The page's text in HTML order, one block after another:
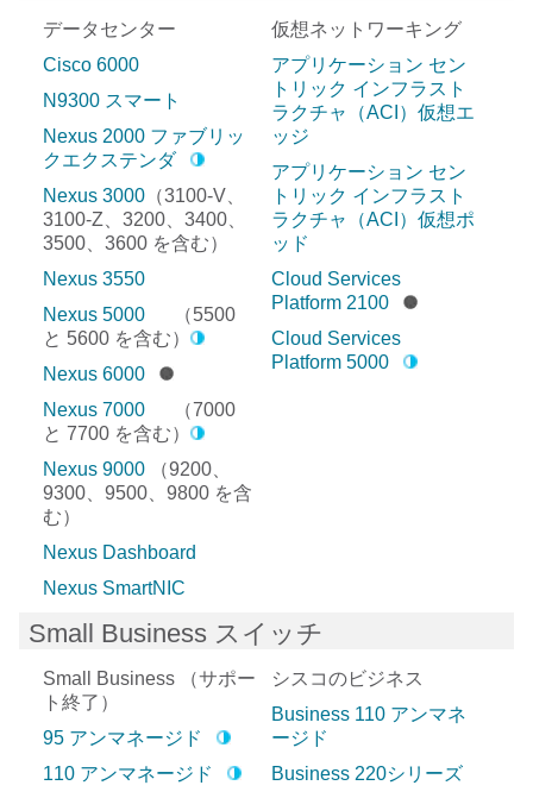
データセンター
Cisco 6000
N9300 スマート
Nexus 2000 ファブリッ
クエクステンダ
Nexus 3000 （3100-V、
3100-Z、3200、3400、
3500、3600 を含む）
Nexus 3550
Nexus 5000 （5500
と 5600 を含む）
Nexus 6000
Nexus 7000 （7000
と 7700 を含む）
Nexus 9000 （9200、
9300、9500、9800 を含
む）
Nexus Dashboard
Nexus SmartNIC
仮想ネットワーキング
アプリケーション セン
トリック インフラスト
ラクチャ（ACI）仮想エ
ッジ
アプリケーション セン
トリック インフラスト
ラクチャ（ACI）仮想ポ
ッド
Cloud Services
Platform 2100
Cloud Services
Platform 5000
Small Business スイッチ
Small Business （サポー
ト終了）
95 アンマネージド
110 アンマネージド
シスコのビジネス
Business 110 アンマネ
ージド
Business 220シリーズ